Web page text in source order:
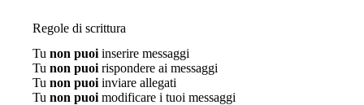
Regole di scrittura
Tu non puoi inserire messaggi
Tu non puoi rispondere ai messaggi
Tu non puoi inviare allegati
Tu non puoi modificare i tuoi messaggi